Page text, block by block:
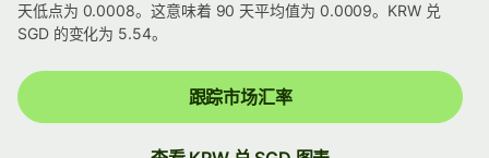
天低点为 0.0008。这意味着 90 天平均值为 0.0009。KRW 兑
SGD 的变化为 5.54。
跟踪市场汇率